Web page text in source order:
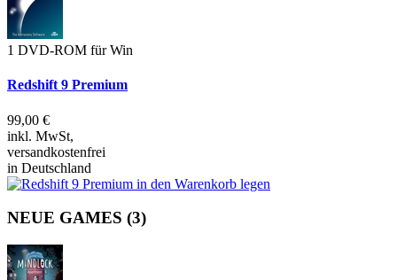
1 DVD-ROM für Win
Redshift 9 Premium
99,00 €
inkl. MwSt,
versandkostenfrei
in Deutschland
NEUE GAMES (3)